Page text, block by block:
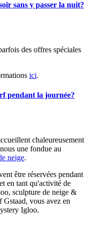
sans y passer la nuit?
des offres spéciales
ici.
pendant la journée?
chaleureusement
une fondue au
neige.
être réservées pendant
en tant qu'activité de
sculpture de neige &
vous avez en
Igloo.